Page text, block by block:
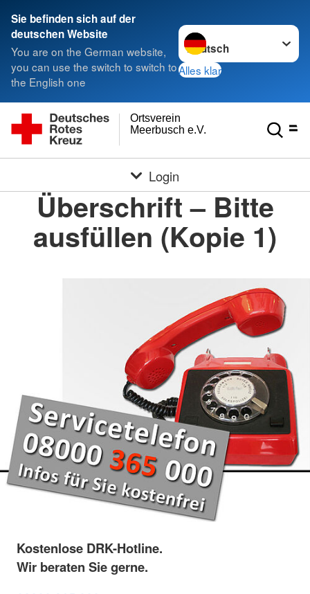
Sie befinden sich auf der
deutschen Website
You are on the German website,
you can use the switch to switch to
the English one
Sprache wechseln zu
Alles klar
Meerbusch e.V.
Ortsverein
Login
Überschrift – Bitte
ausfüllen (Kopie 1)
Kostenlose DRK-Hotline.
Wir beraten Sie gerne.